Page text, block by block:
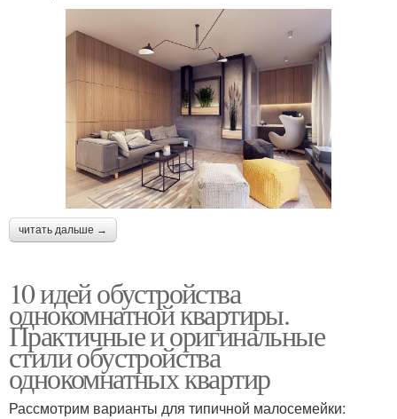
читать дальше →
10 идей обустройства
однокомнатной квартиры.
Практичные и оригинальные
стили обустройства
однокомнатных квартир
Рассмотрим варианты для типичной малосемейки: